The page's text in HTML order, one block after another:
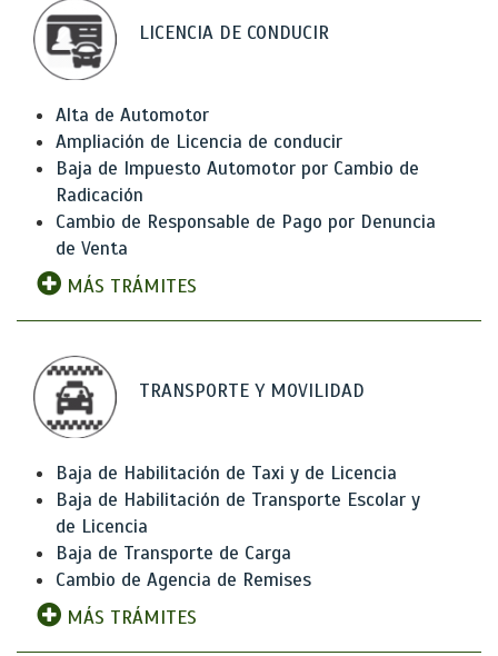
LICENCIA DE CONDUCIR
Alta de Automotor
Ampliación de Licencia de conducir
Baja de Impuesto Automotor por Cambio de
Radicación
Cambio de Responsable de Pago por Denuncia
de Venta
MÁS TRÁMITES
TRANSPORTE Y MOVILIDAD
Baja de Habilitación de Taxi y de Licencia
Baja de Habilitación de Transporte Escolar y
de Licencia
Baja de Transporte de Carga
Cambio de Agencia de Remises
MÁS TRÁMITES